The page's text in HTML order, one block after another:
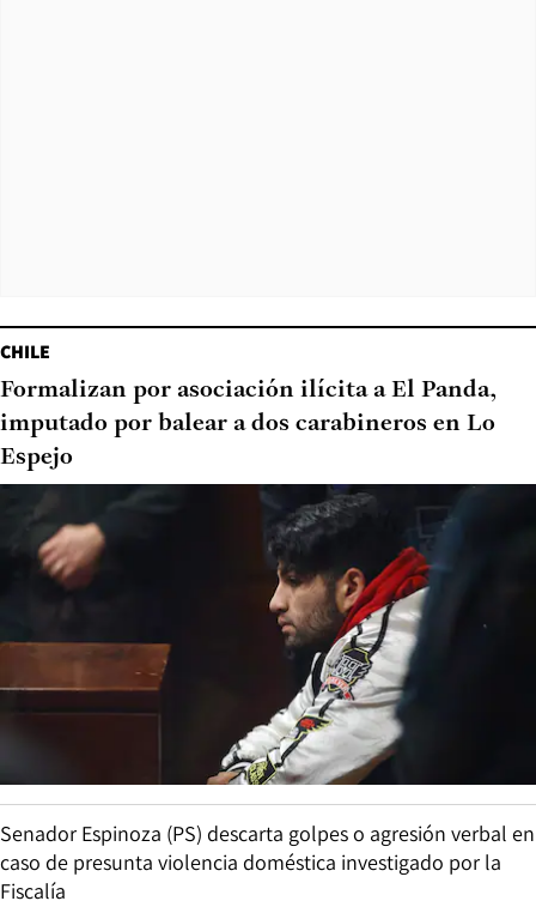
CHILE
Formalizan por asociación ilícita a El Panda,
imputado por balear a dos carabineros en Lo
Espejo
Senador Espinoza (PS) descarta golpes o agresión verbal en
caso de presunta violencia doméstica investigado por la
Fiscalía